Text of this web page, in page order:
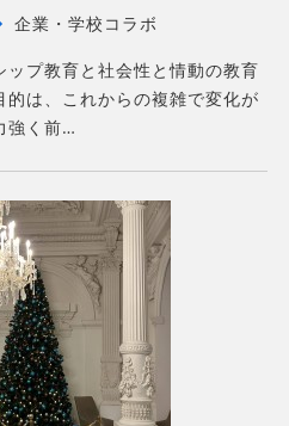
プ教育と社会性と情動の教育
は、これからの複雑で変化が
強く前…